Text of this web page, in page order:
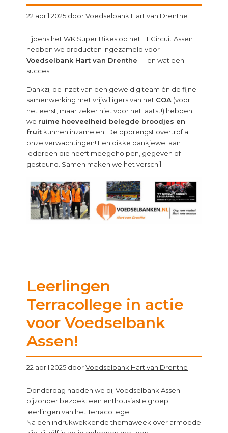
22 april 2025 doorVoedselbank Hart van Drenthe
Tijdens het WK Super Bikes op het TT Circuit Assen
hebben we producten ingezameld voor
Voedselbank Hart van Drenthe — en wat een
succes!
Dankzij de inzet van een geweldig team én de fijne
samenwerking met vrijwilligers van het COA (voor
het eerst, maar zeker niet voor het laatst!) hebben
we ruime hoeveelheid belegde broodjes en
fruit kunnen inzamelen. De opbrengst overtrof al
onze verwachtingen! Een dikke dankjewel aan
iedereen die heeft meegeholpen, gegeven of
gesteund. Samen maken we het verschil.
Leerlingen
Terracollege in actie
voor Voedselbank
Assen!
22 april 2025 doorVoedselbank Hart van Drenthe
Donderdag hadden we bij Voedselbank Assen
bijzonder bezoek: een enthousiaste groep
leerlingen van het Terracollege.
Na een indrukwekkende themaweek over armoede